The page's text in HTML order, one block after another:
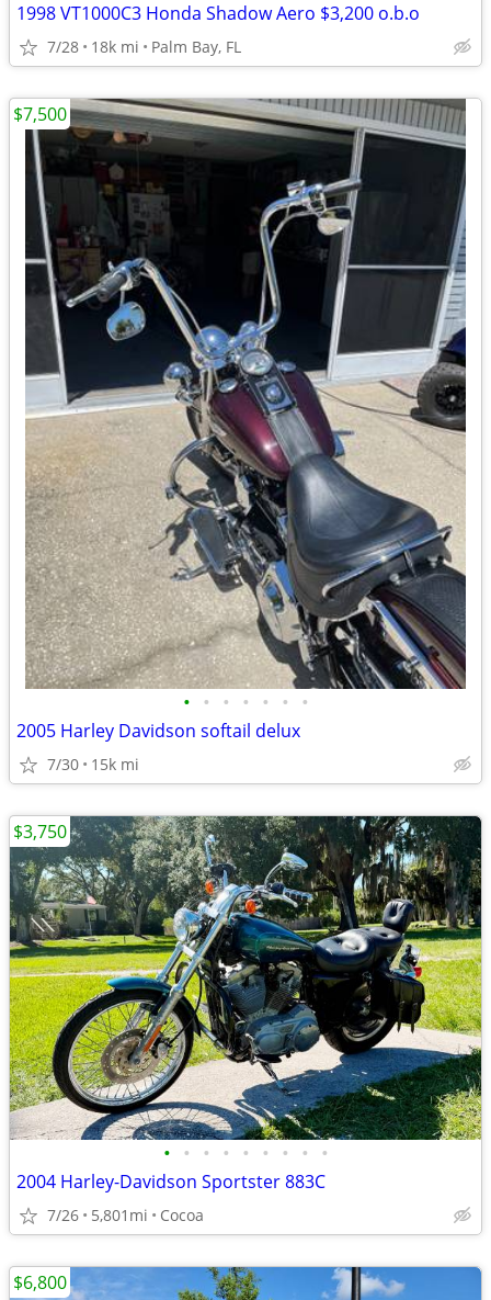
1998 VT1000C3 Honda Shadow Aero $3,200 o.b.o
7/28 18k mi Palm Bay, FL
• • • • • • •
2005 Harley Davidson softail delux
7/30 15k mi
$7,500
• • • • • • • • •
2004 Harley-Davidson Sportster 883C
7/26 5,801mi Cocoa
$3,750
$6,800